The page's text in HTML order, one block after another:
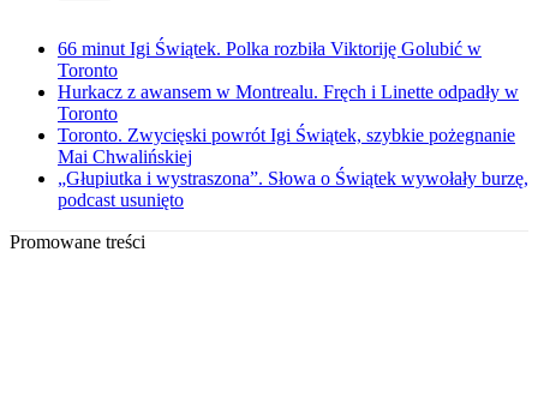
66 minut Igi Świątek. Polka rozbiła Viktoriję Golubić w
Toronto
Hurkacz z awansem w Montrealu. Fręch i Linette odpadły w
Toronto
Toronto. Zwycięski powrót Igi Świątek, szybkie pożegnanie
Mai Chwalińskiej
„Głupiutka i wystraszona”. Słowa o Świątek wywołały burzę,
podcast usunięto
Promowane treści